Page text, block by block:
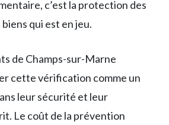
c’est la protection des
qui est en jeu.
de Champs-sur-Marne
cette vérification comme un
leur sécurité et leur
Le coût de la prévention